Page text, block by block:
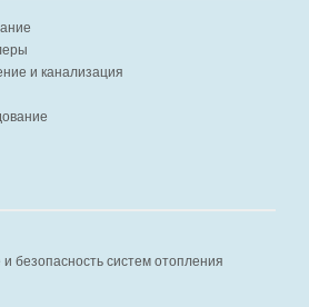
и канализация
безопасность систем отопления